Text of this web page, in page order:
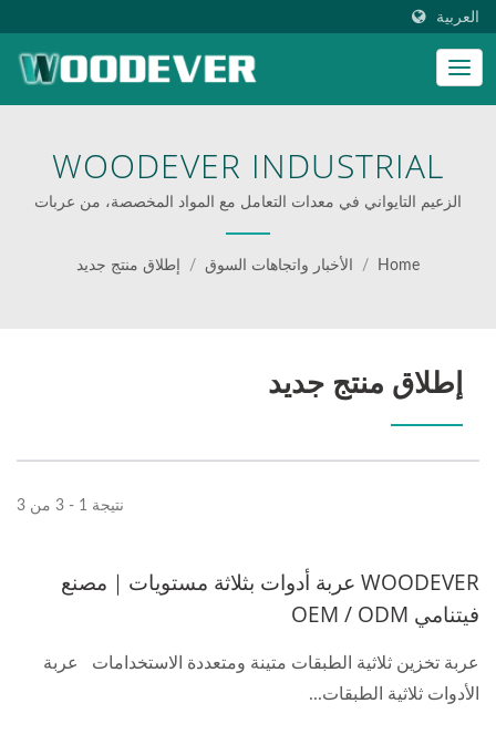
العربية
WOODEVER INDUSTRIAL
CO., LTD.
الزعيم التايواني في معدات التعامل مع المواد المخصصة، من عربات
اليد إلى العربات متعددة الوظائف.
Home
/ الأخبار واتجاهات السوق / إطلاق منتج جديد
إطلاق منتج جديد
نتيجة 1 - 3 من 3
WOODEVER عربة أدوات بثلاثة مستويات｜مصنع
فيتنامي OEM / ODM
عربة تخزين ثلاثية الطبقات متينة ومتعددة الاستخدامات عربة
الأدوات ثلاثية الطبقات...